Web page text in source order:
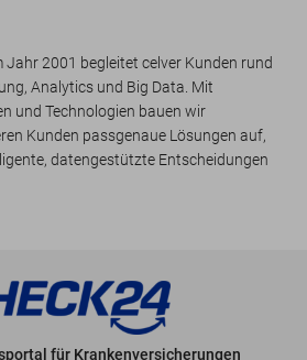
Jahr 2001 begleitet celver Kunden rund
Analytics und Big Data. Mit
und Technologien bauen wir
Kunden passgenaue Lösungen auf,
datengestützte Entscheidungen
für Krankenversicherungen